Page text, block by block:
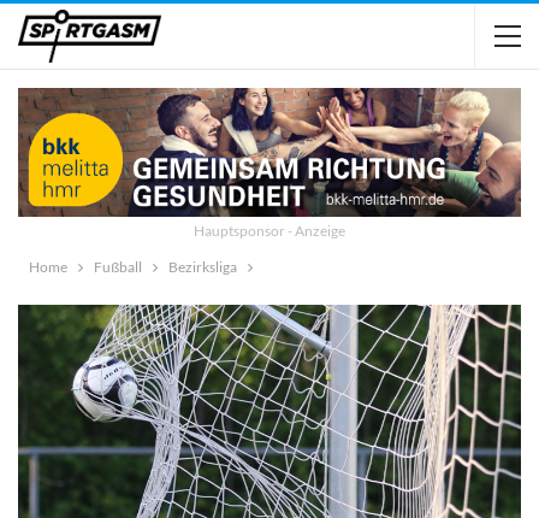
Hauptsponsor - Anzeige
Home
Fußball Bezirksliga